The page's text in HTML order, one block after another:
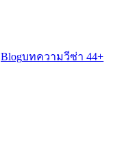
Blogบทความวีซ่า 44+